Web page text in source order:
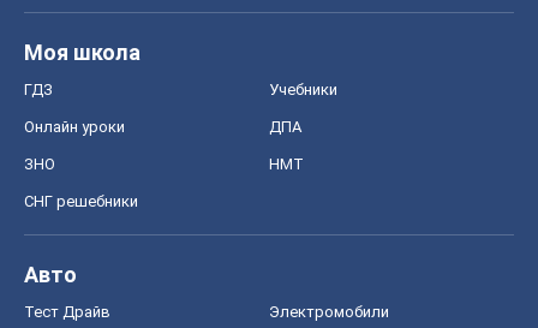
Моя школа
ГДЗ Учебники
Онлайн уроки ДПА
ЗНО НМТ
СНГ решебники
Авто
Тест Драйв Электромобили